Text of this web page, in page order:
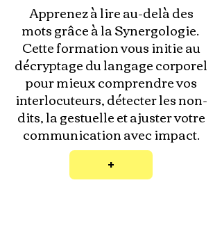
Apprenez à lire au-delà des
mots grâce à la Synergologie. ​​
Cette formation vous initie au
décryptage du langage corporel
pour mieux comprendre vos
interlocuteurs, détecter les non-
dits, la gestuelle et ajuster votre
communication avec impact.
+